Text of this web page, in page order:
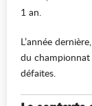
1 an.
L’année
du
défaites.